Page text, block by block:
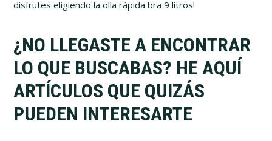
disfrutes eligiendo la olla rápida bra 9 litros!
¿NO LLEGASTE A ENCONTRAR
LO QUE BUSCABAS? HE AQUÍ
ARTÍCULOS QUE QUIZÁS
PUEDEN INTERESARTE